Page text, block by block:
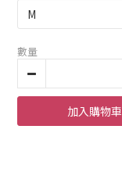
數量
加入購物車